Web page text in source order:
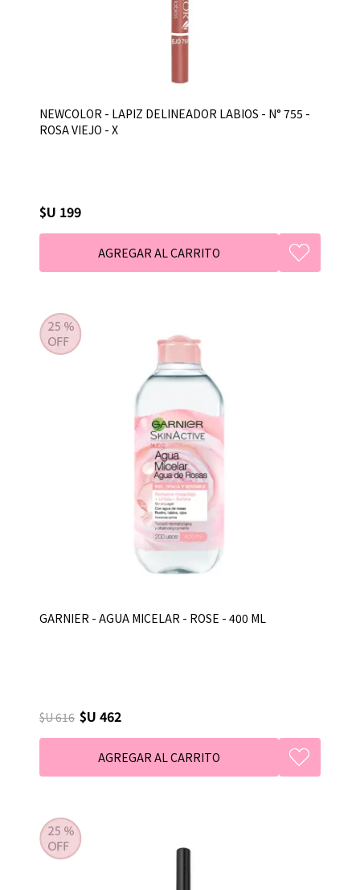
NEWCOLOR - LAPIZ DELINEADOR LABIOS - N° 755 -
ROSA VIEJO - X
$U 199
GARNIER - AGUA MICELAR - ROSE - 400 ML
$U 616 $U 462